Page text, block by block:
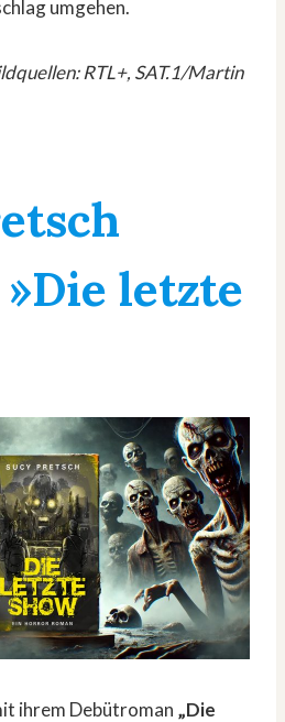
umgehen.
RTL+, SAT.1/Martin
letzte
ihrem Debütroman „Die